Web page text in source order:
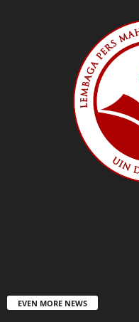
EVEN MORE NEWS